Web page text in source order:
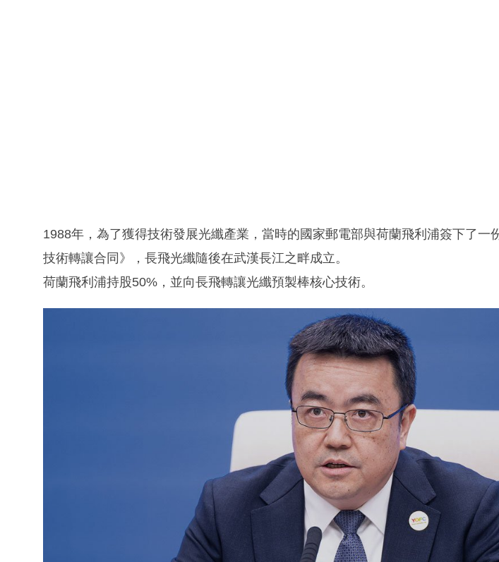
1988年，為了獲得技術發展光纖產業，當時的國家郵電部與荷蘭飛利浦簽下了一
技術轉讓合同》，長飛光纖隨後在武漢長江之畔成立。
荷蘭飛利浦持股50%，並向長飛轉讓光纖預製棒核心技術。